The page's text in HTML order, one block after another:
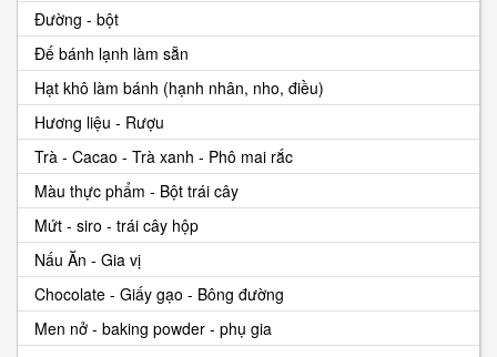
Đường - bột
Đế bánh lạnh làm sẵn
Hạt khô làm bánh (hạnh nhân, nho, điều)
Hương liệu - Rượu
Trà - Cacao - Trà xanh - Phô mai rắc
Màu thực phẩm - Bột trái cây
Mứt - siro - trái cây hộp
Nấu Ăn - Gia vị
Chocolate - Giấy gạo - Bông đường
Men nở - baking powder - phụ gia